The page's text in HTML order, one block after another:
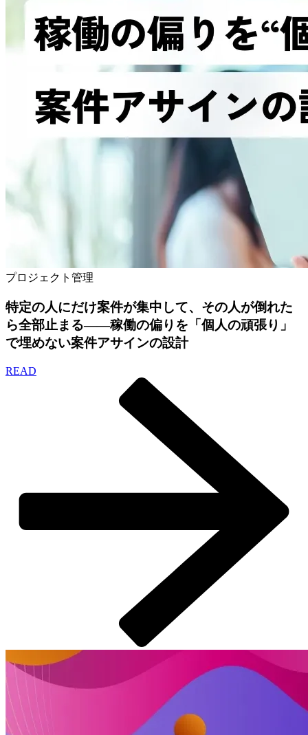
プロジェクト管理
特定の人にだけ案件が集中して、その人が倒れた
ら全部止まる——稼働の偏りを「個人の頑張り」
で埋めない案件アサインの設計
READ